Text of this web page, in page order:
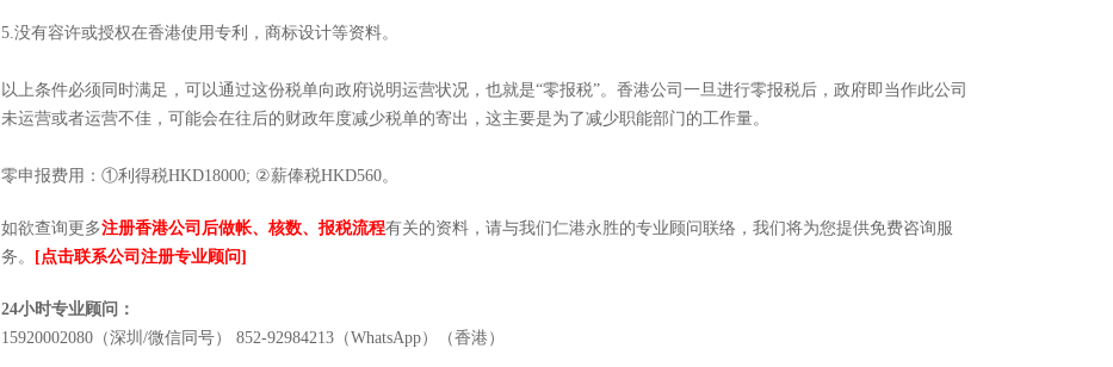
5.没有容许或授权在香港使用专利，商标设计等资料。
以上条件必须同时满足，可以通过这份税单向政府说明运营状况，也就是“零报税”。香港公司一旦进行零报税后，政府即当作此公司
未运营或者运营不佳，可能会在往后的财政年度减少税单的寄出，这主要是为了减少职能部门的工作量。
零申报费用：①利得税HKD18000; ②薪俸税HKD560。
如欲查询更多注册香港公司后做帐、核数、报税流程有关的资料，请与我们仁港永胜的专业顾问联络，我们将为您提供免费咨询服
务。
[点击联系公司注册专业顾问]
24小时专业顾问：
15920002080（深圳/微信同号） 852-92984213（WhatsApp）（香港）